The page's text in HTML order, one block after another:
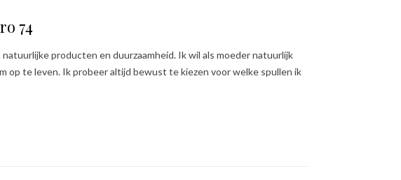
74
producten en duurzaamheid. Ik wil als moeder natuurlijk
op te leven. Ik probeer altijd bewust te kiezen voor welke spullen ik